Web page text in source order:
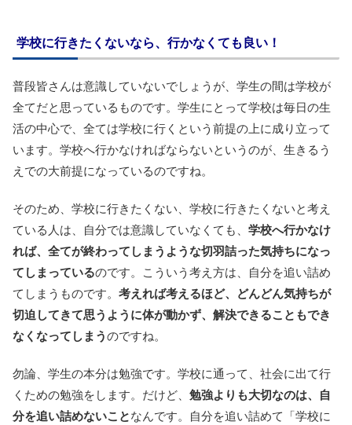
学校に行きたくないなら、行かなくても良い！
普段皆さんは意識していないでしょうが、学生の間は学校が
全てだと思っているものです。学生にとって学校は毎日の生
活の中心で、全ては学校に行くという前提の上に成り立って
います。学校へ行かなければならないというのが、生きるう
えでの大前提になっているのですね。
そのため、学校に行きたくない、学校に行きたくないと考え
ている人は、自分では意識していなくても、 学校へ行かなけ
れば、全てが終わってしまうような切羽詰った気持ちになっ
てしまっているのです。こういう考え方は、自分を追い詰め
てしまうものです。 考えれば考えるほど、どんどん気持ちが
切迫してきて思うように体が動かず、解決できることもでき
なくなってしまうのですね。
勿論、学生の本分は勉強です。学校に通って、社会に出て行
くための勉強をします。だけど、 勉強よりも大切なのは、自
分を追い詰めないことなんです。自分を追い詰めて「学校に